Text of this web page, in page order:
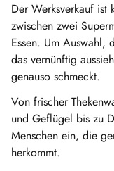
Der Werksverkauf
zwischen zwei
Essen. Um Auswahl,
das vernünftig
genauso schmeckt.
Von frischer
und Geflügel bis zu
Menschen ein, die
herkommt.